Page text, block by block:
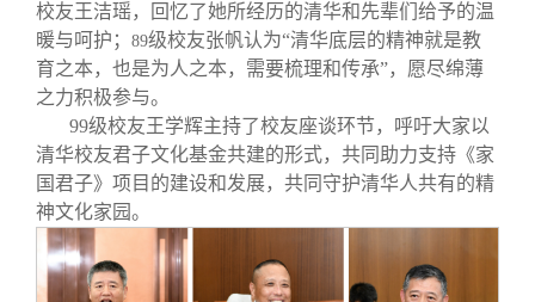
校友王洁瑶，回忆了她所经历的清华和先辈们给予的温
暖与呵护； 89级校友张帆认为“清华底层的精神就是教
育之本，也是为人之本，需要梳理和传承”，愿尽绵薄
之力积极参与。
99级校友王学辉主持了校友座谈环节，呼吁大家以
清华校友君子文化基金共建的形式，共同助力支持《家
国君子》项目的建设和发展，共同守护清华人共有的精
神文化家园。